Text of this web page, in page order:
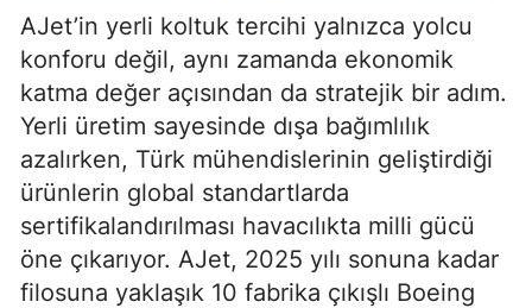
AJet’in yerli koltuk tercihi yalnızca yolcu
konforu değil, aynı zamanda ekonomik
katma değer açısından da stratejik bir adım.
Yerli üretim sayesinde dışa bağımlılık
azalırken, Türk mühendislerinin geliştirdiği
ürünlerin global standartlarda
sertifikalandırılması havacılıkta milli gücü
öne çıkarıyor. AJet, 2025 yılı sonuna kadar
filosuna yaklaşık 10 fabrika çıkışlı Boeing